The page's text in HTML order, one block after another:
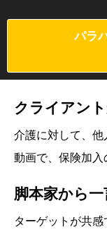
パラ
クライアン
介護に対して、
動画で、保険加入
脚本家から一
ターゲットが共